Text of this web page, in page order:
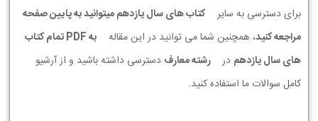
برای دسترسی به سایر
کتاب های سال یازدهم میتوانید به پایین صفحه
مراجعه کنید، همچنین شما می توانید در این مقاله
به PDF تمام کتاب
های سال یازدهم در رشته معارف دسترسی داشته باشید و از آرشیو
کامل سوالات ما استفاده کنید.